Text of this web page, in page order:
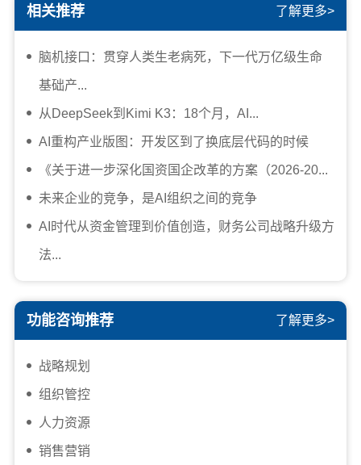
相关推荐 了解更多>
脑机接口：贯穿人类生老病死，下一代万亿级生命
基础产...
从DeepSeek到Kimi K3：18个月，AI...
AI重构产业版图：开发区到了换底层代码的时候
《关于进一步深化国资国企改革的方案（2026-20...
未来企业的竞争，是AI组织之间的竞争
AI时代从资金管理到价值创造，财务公司战略升级方
法...
功能咨询推荐 了解更多>
战略规划
组织管控
人力资源
销售营销